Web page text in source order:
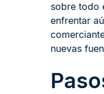
sobre todo
enfrentar
nuevas